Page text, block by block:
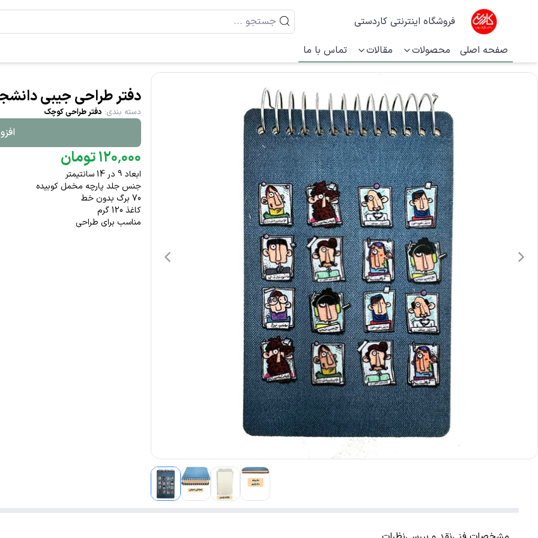
فروشگاه اینترنتی کاردستی
صفحه اصلی محصولات مقالات تماس با ما
دفتر طراحی جیبی
دسته بندی: دفتر طراحی کوچک
۱۲۰٬۰۰۰ تومان
ابعاد 9 در 14 سانتیمتر
جنس جلد پارچه مخمل کوبیده
70 برگ بدون خط
کاغذ 120 گرم
مناسب برای طراحی